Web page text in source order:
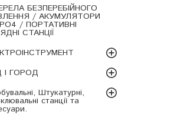
БЕЗПЕРЕБІЙНОГО
/ АКУМУЛЯТОРИ
/ ПОРТАТИВНІ
СТАНЦІЇ
І ГОРОД
Штукатурні,
станції та